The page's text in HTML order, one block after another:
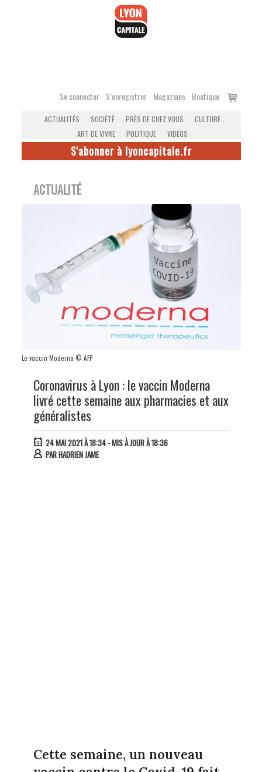
Se connecter S’enregistrer Magazines Boutique
Voir
ACTUALITÉS SOCIÉTÉ PRÈS DE CHEZ VOUS
CULTURE
ART DE VIVRE
POLITIQUE VIDÉOS
S'abonner à lyoncapitale.fr
ACTUALITÉ
Le vaccin Moderna © AFP
Coronavirus à Lyon : le vaccin Moderna
livré cette semaine aux pharmacies et aux
généralistes
24 MAI 2021 À 18:34- MIS À JOUR À 18:36
PARHADRIEN JAME
Cette semaine, un nouveau